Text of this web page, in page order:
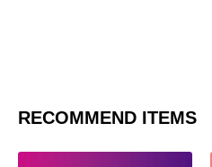
RECOMMEND ITEMS